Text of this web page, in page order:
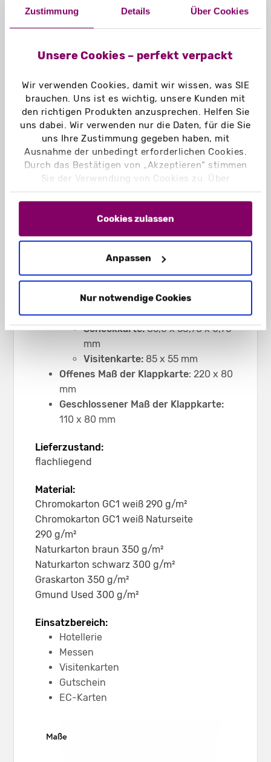
Zustimmung Details Über Cookies
Unsere Cookies – perfekt verpackt
Wir verwenden Cookies, damit wir wissen, was SIE
brauchen. Uns ist es wichtig, unsere Kunden mit
den richtigen Produkten anzusprechen. Helfen Sie
uns dabei. Wir verwenden nur die Daten, für die Sie
uns Ihre Zustimmung gegeben haben, mit
Ausnahme der unbedingt erforderlichen Cookies.
Durch das Bestätigen von „Akzeptieren“ stimmen
Sie der Verwendung von Cookies zu. Über
„Einstellungen“ können Sie auswählen, welche
Cookies Sie zulassen. Hier finden Sie unser
und unsereDatenschutzerklärung
Cookies zulassen
Anpassen
Nur notwendige Cookies
Technische Daten
Druckbereiche
Download
Technische Daten – Kartenhalter -
Standard - Querformat Parallelschlitz
Zwei Parallelschlitzefür Karten im
Scheckkarten-/ Visitenkartenformat
Passend für die Formate
Scheckkarte:85,6 x 53,98 x 0,76
mm
Visitenkarte: 85 x 55 mm
Offenes Maß der Klappkarte: 220 x 80
mm
Geschlossener Maß der Klappkarte:
110 x 80 mm
Lieferzustand:
flachliegend
Material:
Chromokarton GC1 weiß 290 g/m²
Chromokarton GC1 weiß Naturseite
290 g/m²
Naturkarton braun 350 g/m²
Naturkarton schwarz 300 g/m²
Graskarton 350 g/m²
Gmund Used 300 g/m²
Einsatzbereich:
Hotellerie
Messen
Visitenkarten
Gutschein
EC-Karten